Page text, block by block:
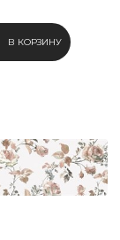
В КОРЗИНУ